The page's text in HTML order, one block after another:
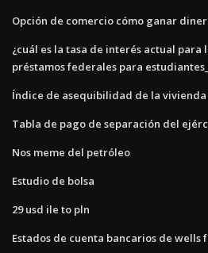
Opción de comercio cómo ganar
¿cuál es la tasa de interés actual para
préstamos federales para estudiantes_
Índice de asequibilidad de la
Tabla de pago de separación del
Nos meme del petróleo
Estudio de bolsa
29 usd ile to pln
Estados de cuenta bancarios de wells